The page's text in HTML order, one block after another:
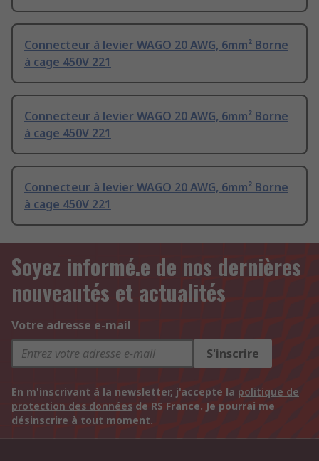
Connecteur à levier WAGO 20 AWG, 6mm² Borne
à cage 450V 221
Connecteur à levier WAGO 20 AWG, 6mm² Borne
à cage 450V 221
Connecteur à levier WAGO 20 AWG, 6mm² Borne
à cage 450V 221
Soyez informé.e de nos dernières
nouveautés et actualités
Votre adresse e-mail
S'inscrire
En m'inscrivant à la newsletter, j'accepte la politique de
protection des données de RS France. Je pourrai me
désinscrire à tout moment.